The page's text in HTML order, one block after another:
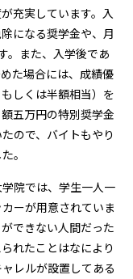
充実しています。入
になる奨学金や、月
。また、入学後であ
た場合には、成績優
しくは半額相当）を
五万円の特別奨学金
ので、バイトもやり
。
院では、学生一人一
ーが用意されていま
できない人間だった
れたことはなにより
レルが設置してある